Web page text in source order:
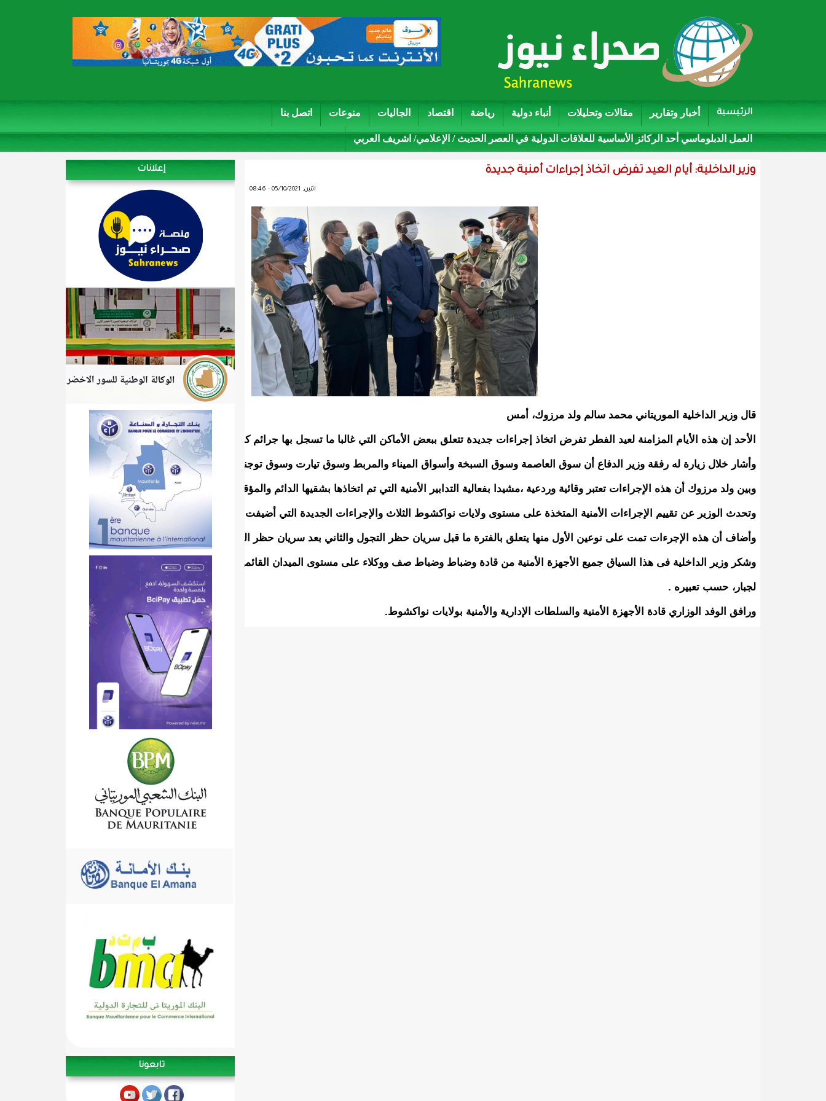
الرئيسية أخبار وتقارير مقالات وتحليلات أنباء دولية رياضة اقتصاد الجاليات منوعات اتصل بنا
العمل الدبلوماسي أحد الركائز الأساسية للعلاقات الدولية في العصر الحديث / الإعلامي/ اشريف العربي
وزير الداخلية: أيام العيد تفرض اتخاذ إجراءات أمنية جديدة
اثنين, 05/10/2021 - 08:46
قال وزير الداخلية الموريتاني محمد سالم ولد مرزوك، أمس
الأحد إن هذه الأيام المزامنة لعيد الفطر تفرض اتخاذ إجراءات جديدة تتعلق ببعض الأماكن التي غالبا ما تسجل بها جرائم كالأسواق الكبرى.
وأشار خلال زيارة له رفقة وزير الدفاع أن سوق العاصمة وسوق السبخة وأسواق الميناء والمربط وسوق تيارت وسوق توجنين، وأمكنة أخرى تقتضي الضرورة فرض الأمن بها
وبين ولد مرزوك أن هذه الإجراءات تعتبر وقائية وردعية ،مشيدا بفعالية التدابير الأمنية التي تم اتخاذها بشقيها الدائم والمؤقت.
وتحدث الوزير عن تقييم الإجراءات الأمنية المتخذة على مستوى ولايات نواكشوط الثلاث والإجراءات الجديدة التي أضيفت لحظر التجول.
وأضاف أن هذه الإجرءات تمت على نوعين الأول منها يتعلق بالفترة ما قبل سريان حظر التجول والثاني بعد سريان حظر التجول، بهدف ضبط الأمن وتأمين المواطنين
وشكر وزير الداخلية فى هذا السياق جميع الأجهزة الأمنية من قادة وضباط وضباط صف ووكلاء على مستوى الميدان القائمين بهذا العملا
لجبار، حسب تعبيره .
ورافق الوفد الوزاري قادة الأجهزة الأمنية والسلطات الإدارية والأمنية بولايات نواكشوط.
إعلانات
تابعونا